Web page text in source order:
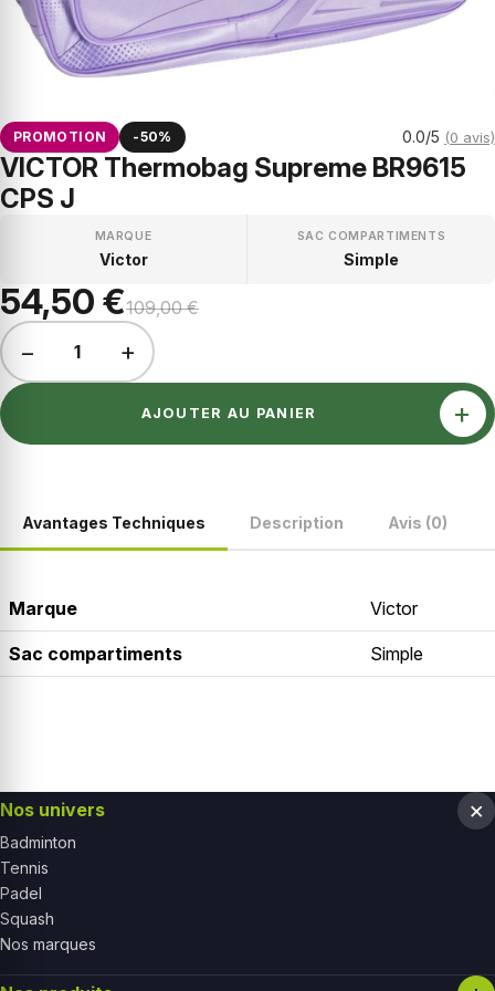
PROMOTION -50% 0.0/5 (0 avis)
VICTOR Thermobag Supreme BR9615
CPS J
MARQUE
Victor
SAC COMPARTIMENTS
Simple
54,50 €109,00 €
− 1 +
AJOUTER AU PANIER +
Avantages Techniques Description Avis (0)
Marque Victor
Sac compartiments Simple
Nos univers
Badminton
Tennis
Padel
Squash
Nos marques